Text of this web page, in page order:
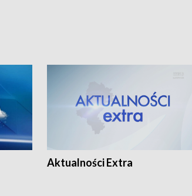
Aktualności Extra